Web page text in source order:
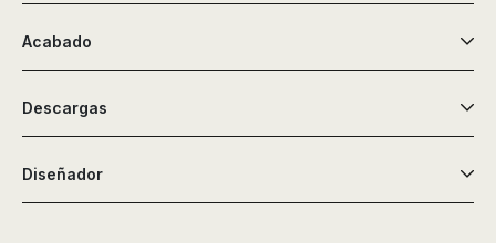
Acabado
Descargas
Diseñador